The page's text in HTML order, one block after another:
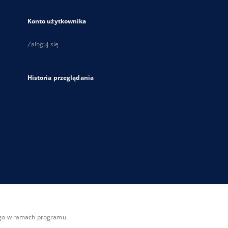
Konto użytkownika
Zaloguj się
Historia przeglądania
w ramach programu